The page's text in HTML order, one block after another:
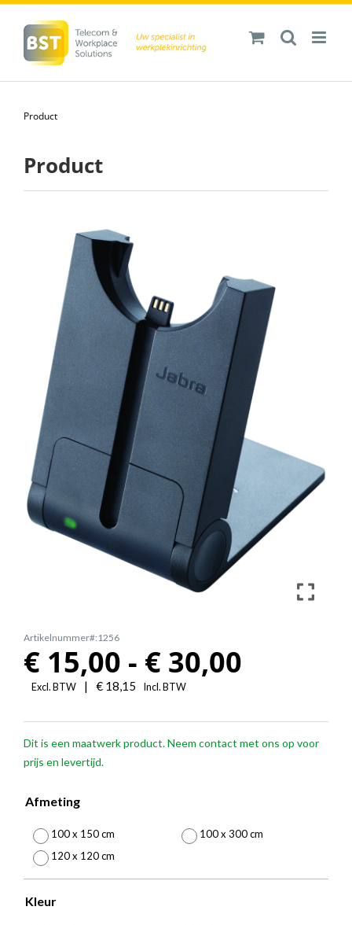
inhoud
Product
Product
Artikelnummer#:1256
€ 15,00 - € 30,00
15,00
tot
30,00
Excl. BTW | € 18,15 Incl. BTW
Dit is een maatwerk product. Neem contact met ons op voor
prijs en levertijd.
Afmeting
100 x 150 cm
100 x 300 cm
120 x 120 cm
Kleur